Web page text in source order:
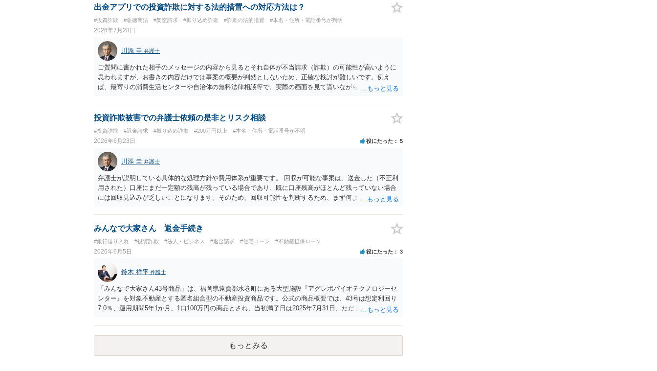
出金アプリでの投資詐欺に対する法的措置への対応方法は？
#投資詐欺 #悪徳商法 #架空請求 #振り込め詐欺 #詐欺の法的措置 #本名・住所・電話番号が判明
2026年7月28日
川添 圭 弁護士
ご質問に書かれた相手のメッセージの内容から見るとそれ自体が不当請求（詐欺）の可能性が高いように
思われますが、お書きの内容だけでは事案の概要が判然としないため、正確な検討が難しいです。例え
ば、最寄りの消費生活センターや自治体の無料法律相談等で、実際の画面を見て貰いながらアドバイスう
投資詐欺被害での弁護士依頼の是非とリスク相談
#投資詐欺 #返金請求 #振り込め詐欺 #200万円以上 #本名・住所・電話番号が不明
2026年6月23日 役にたった 5
川添 圭 弁護士
弁護士が説明している具体的な処理方針や費用体系が重要です。 回収が可能な事案は、送金した（不正利
用された）口座にまだ一定額の残高が残っている場合であり、既に口座残高がほとんど残っていない場合
には回収見込みが乏しいことになります。そのため、回収可能性を判断するため、まず何よりも、送金先
残高はウェブサイトで公告されますが、公告までには口座凍結から2か月程度かかることも多く、むしろ
その前に弁護士会照会を行って口座開設者の氏名・住所・残高を把握し、残高がある場合にはすみやかに
が乏しい口座開設者に対しては、幇助による共同不法行為責任を理由に内容証明郵便を送ったり提訴した
りすることが多いですが、金に困って口座を譲渡した人も多く、そのような口座開設者には目ぼしい資産
がありませんので、そこまでやるかどうかの検討も必要になるでしょう。なお、近時は、副業名目に口座
を騙し取られたとか不正アクセス等による口座情報を盗取された等の事案もあり、口座名義人の過失責任
を問うことが微妙な事案も出てきています。 投資詐欺事案で重要なのは、他の被害者も弁護士へ依頼して
同じ口座からの回収に動いている可能性が高いということです。そのため、とにかく他の被害者に先んじ
て回収できるか、そうでなくても配当手続に加わることができるかどうかが重要になります。少なくと
も、口座凍結時点で残高が100万円を超えているような事案では、被害者の誰かが公告期間満了前に仮差
押えや差押えをしてしまうケースが多いでしょう。なお、振り込め詐欺救済法の規定では、凍結された預
金の公告期間満了までに被害者が預金の仮差押えや差押えをすると被害分配手続は中止になってしまうた
め、配当を待つという選択肢はなくなります。そのため、回収のためには一日も早く動く必要があるわけ
です。 上記のような、投資詐欺の実情や処理方針を的確に説明できているかどうかが、弁護士を信頼でき
みんなで大家さん 返金手続き
#銀行借り入れ #投資詐欺 #法人・ビジネス #返金請求 #住宅ローン #不動産担保ローン
2026年6月5日 役にたった 3
鈴木 祥平 弁護士
「みんなで大家さん43号商品」は、福岡県遠賀郡水巻町にある大型施設『アグレボバイオテクノロジーセ
ンター』を対象不動産とする匿名組合型の不動産投資商品です。公式の商品概要では、43号は想定利回り
7.0％、運用期間5年1か月、1口100万円の商品とされ、当初満了日は2025年7月31日、ただし対象不動産の
月３１日でしたが、令和７年6月に延長通知がなされて償還期限が令和８年７月３１日になっておりま
す。その後、令和７年９月頃になると、分配金の支払いも停止しており、状況としては厳しい状況にある
と思われます。 また、内容証明郵便や解除のメールを送付されているとのことですが、残念ながら、現在
の都市綜研インベストファンドは、任意の請求や解除通知に対して積極的に対応している状況にはありま
もっとみる